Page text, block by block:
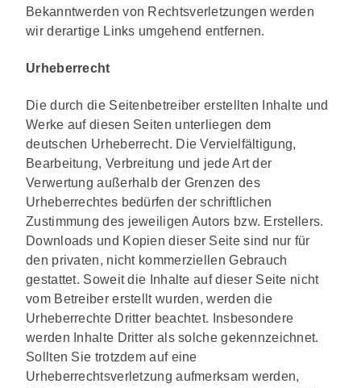
Bekanntwerden von Rechtsverletzungen werden
wir derartige Links umgehend entfernen.
Urheberrecht
Die durch die Seitenbetreiber erstellten Inhalte und
Werke auf diesen Seiten unterliegen dem
deutschen Urheberrecht. Die Vervielfältigung,
Bearbeitung, Verbreitung und jede Art der
Verwertung außerhalb der Grenzen des
Urheberrechtes bedürfen der schriftlichen
Zustimmung des jeweiligen Autors bzw. Erstellers.
Downloads und Kopien dieser Seite sind nur für
den privaten, nicht kommerziellen Gebrauch
gestattet. Soweit die Inhalte auf dieser Seite nicht
vom Betreiber erstellt wurden, werden die
Urheberrechte Dritter beachtet. Insbesondere
werden Inhalte Dritter als solche gekennzeichnet.
Sollten Sie trotzdem auf eine
Urheberrechtsverletzung aufmerksam werden,